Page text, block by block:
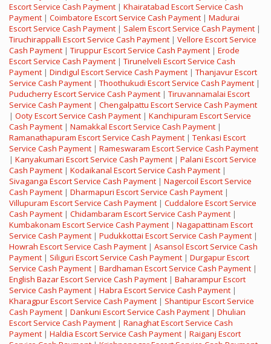
Escort Service Cash Payment | Khairatabad Escort Service Cash
Payment | Coimbatore Escort Service Cash Payment | Madurai
Escort Service Cash Payment | Salem Escort Service Cash Payment |
Tiruchirappalli Escort Service Cash Payment | Vellore Escort Service
Cash Payment | Tiruppur Escort Service Cash Payment | Erode
Escort Service Cash Payment | Tirunelveli Escort Service Cash
Payment | Dindigul Escort Service Cash Payment | Thanjavur Escort
Service Cash Payment | Thoothukudi Escort Service Cash Payment |
Puducherry Escort Service Cash Payment | Tiruvannamalai Escort
Service Cash Payment | Chengalpattu Escort Service Cash Payment
| Ooty Escort Service Cash Payment | Kanchipuram Escort Service
Cash Payment | Namakkal Escort Service Cash Payment |
Ramanathapuram Escort Service Cash Payment | Tenkasi Escort
Service Cash Payment | Rameswaram Escort Service Cash Payment
| Kanyakumari Escort Service Cash Payment | Palani Escort Service
Cash Payment | Kodaikanal Escort Service Cash Payment |
Sivaganga Escort Service Cash Payment | Nagercoil Escort Service
Cash Payment | Dharmapuri Escort Service Cash Payment |
Villupuram Escort Service Cash Payment | Cuddalore Escort Service
Cash Payment | Chidambaram Escort Service Cash Payment |
Kumbakonam Escort Service Cash Payment | Nagapattinam Escort
Service Cash Payment | Pudukkottai Escort Service Cash Payment |
Howrah Escort Service Cash Payment | Asansol Escort Service Cash
Payment | Siliguri Escort Service Cash Payment | Durgapur Escort
Service Cash Payment | Bardhaman Escort Service Cash Payment |
English Bazar Escort Service Cash Payment | Baharampur Escort
Service Cash Payment | Habra Escort Service Cash Payment |
Kharagpur Escort Service Cash Payment | Shantipur Escort Service
Cash Payment | Dankuni Escort Service Cash Payment | Dhulian
Escort Service Cash Payment | Ranaghat Escort Service Cash
Payment | Haldia Escort Service Cash Payment | Raiganj Escort